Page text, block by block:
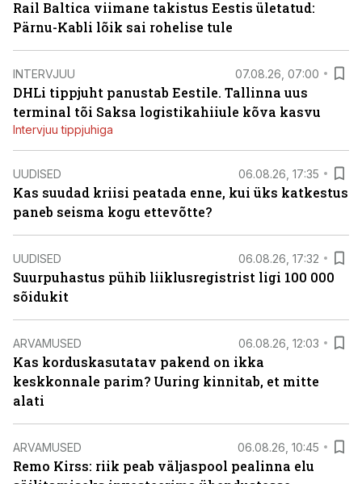
Rail Baltica viimane takistus Eestis ületatud:
Pärnu-Kabli lõik sai rohelise tule
INTERVJUU 07.08.26, 07:00
DHLi tippjuht panustab Eestile. Tallinna uus
terminal tõi Saksa logistikahiiule kõva kasvu
Intervjuu tippjuhiga
UUDISED 06.08.26, 17:35
Kas suudad kriisi peatada enne, kui üks katkestus
paneb seisma kogu ettevõtte?
UUDISED 06.08.26, 17:32
Suurpuhastus pühib liiklusregistrist ligi 100 000
sõidukit
ARVAMUSED 06.08.26, 12:03
Kas korduskasutatav pakend on ikka
keskkonnale parim? Uuring kinnitab, et mitte
alati
ARVAMUSED 06.08.26, 10:45
Remo Kirss: riik peab väljaspool pealinna elu